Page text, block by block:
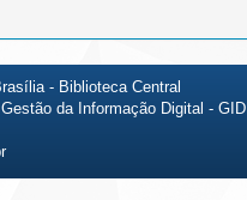
- Biblioteca Central
da Informação Digital - GID